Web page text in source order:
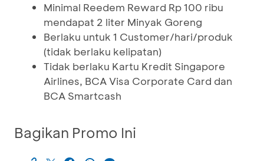
Minimal Reedem Reward Rp 100 ribu
mendapat 2 liter Minyak Goreng
Berlaku untuk 1 Customer/hari/produk
(tidak berlaku kelipatan)
Tidak berlaku Kartu Kredit Singapore
Airlines, BCA Visa Corporate Card dan
BCA Smartcash
Bagikan Promo Ini